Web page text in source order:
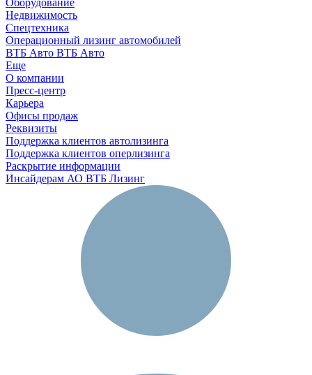
Оборудование
Недвижимость
Спецтехника
Операционный лизинг автомобилей
ВТБ Авто ВТБ Авто
Еще
О компании
Пресс-центр
Карьера
Офисы продаж
Реквизиты
Поддержка клиентов автолизинга
Поддержка клиентов оперлизинга
Раскрытие информации
Инсайдерам АО ВТБ Лизинг